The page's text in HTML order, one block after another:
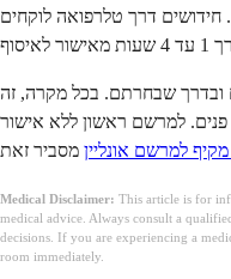
לרוב תוך 2 עד 4 שעות. חידושים דרך טלרפואה לוקחים
ובדרך שבחרתם. בכל מקרה, זה
למרשם ראשון ללא אישור
למרשם אונליין
Medical Disclaimer: This article is for
medical advice. Always consult a
decisions. If you are experiencing a
room immediately.